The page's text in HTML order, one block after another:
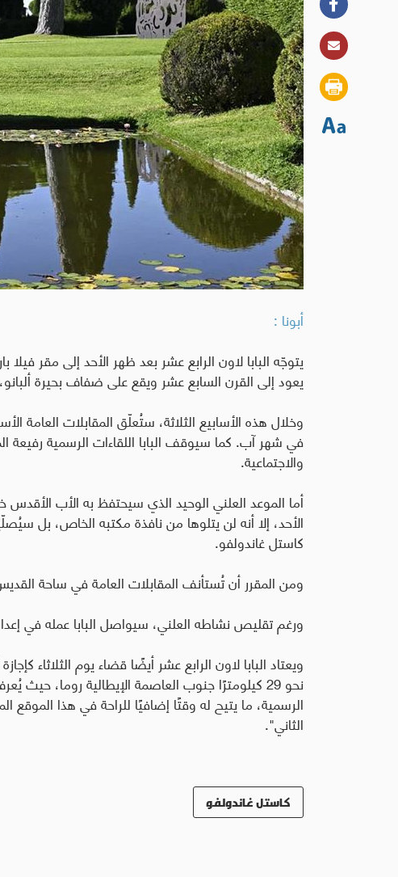
أبونا :
يتوجّه البابا لاون الرابع عشر بعد ظهر الأحد إلى مقر فيلا
يعود إلى القرن السابع عشر ويقع على ضفاف بحيرة ألبانو،
وخلال هذه الأسابيع الثلاثة، ستُعلّق المقابلات العامة
في شهر آب. كما سيوقف البابا اللقاءات الرسمية رفيعة
والاجتماعية.
أما الموعد العلني الوحيد الذي سيحتفظ به الأب
الأحد، إلا أنه لن يتلوها من نافذة مكتبه الخاص، بل
كاستل غاندولفو.
ومن المقرر أن تُستأنف المقابلات العامة في ساحة القديس
ورغم تقليص نشاطه العلني، سيواصل البابا عمله في
ويعتاد البابا لاون الرابع عشر أيضًا قضاء يوم الثلاثاء
نحو 29 كيلومترًا جنوب العاصمة الإيطالية روما،
الرسمية، ما يتيح له وقتًا إضافيًا للراحة في هذا الموقع
الثاني".
كاستل غاندولفو